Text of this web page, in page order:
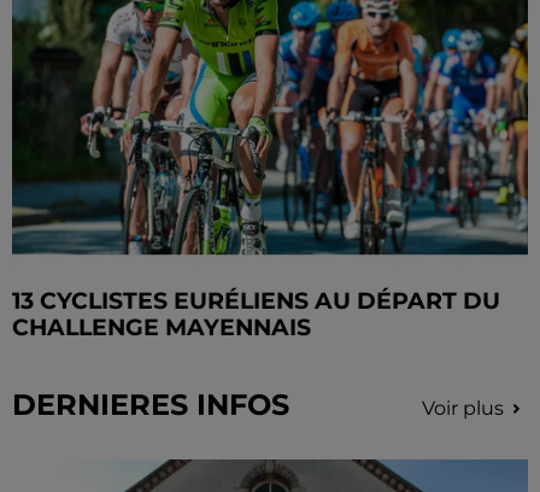
13 CYCLISTES EURÉLIENS AU DÉPART DU
CHALLENGE MAYENNAIS
DERNIERES INFOS Voir plus